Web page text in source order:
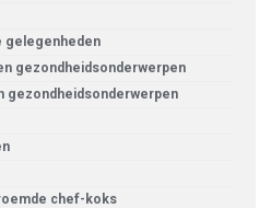
gelegenheden
gezondheidsonderwerpen
gezondheidsonderwerpen
chef-koks